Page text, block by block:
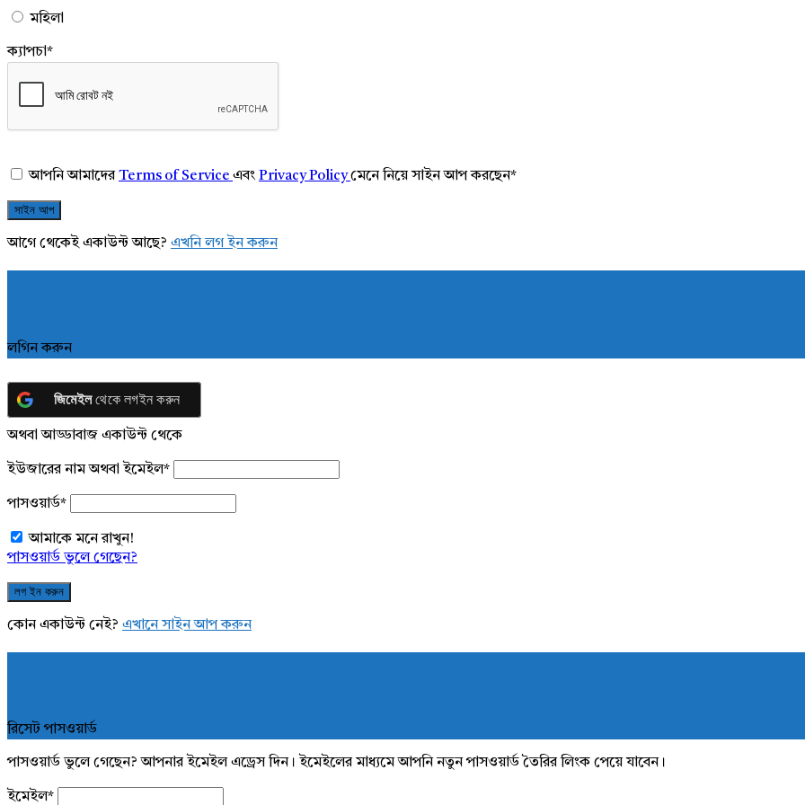
মহিলা
ক্যাপচা*
আপনি আমাদেরTerms of Service এবং Privacy Policyমেনে নিয়ে সাইন আপ করছেন*
আগে থেকেই একাউন্ট আছে? এখনি লগ ইন করুন
লগিন করুন
জিমেইলথেকে লগইন করুন
অথবা আড্ডাবাজ একাউন্ট থেকে
ইউজারের নাম অথবা ইমেইল*
পাসওয়ার্ড*
আমাকে মনে রাখুন!
পাসওয়ার্ড ভুলে গেছেন?
কোন একাউন্ট নেই? এখানে সাইন আপ করুন
রিসেট পাসওয়ার্ড
পাসওয়ার্ড ভুলে গেছেন? আপনার ইমেইল এড্রেস দিন। ইমেইলের মাধ্যমে আপনি নতুন পাসওয়ার্ড তৈরির লিংক পেয়ে যাবেন।
ইমেইল*